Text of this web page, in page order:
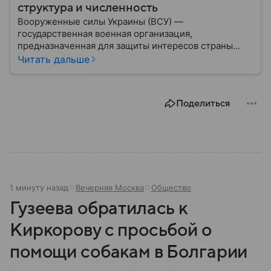
структура и численность
Вооруженные силы Украины (ВСУ) —
государственная военная организация,
предназначенная для защиты интересов страны
военным путем. Была создана после
Читать дальше
Поделиться
1 минуту назад Вечерняя Москва Общество
Гузеева обратилась к
Киркорову с просьбой о
помощи собакам в Болгарии